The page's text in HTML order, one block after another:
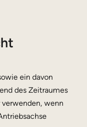
ein davon
des Zeitraumes
verwenden, wenn